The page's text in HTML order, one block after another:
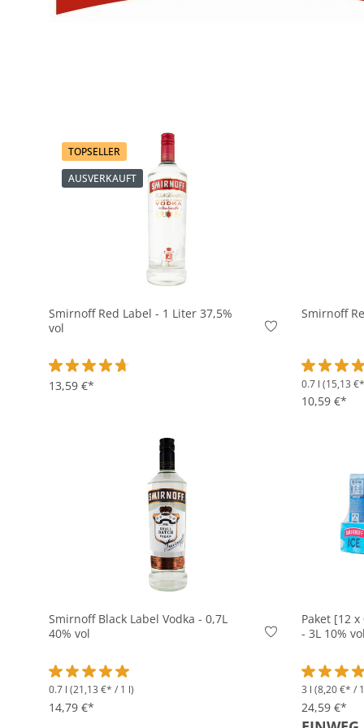
TOPSELLER
AUSVERKAUFT
Smirnoff Red Label - 1 Liter 37,5%
vol
Durchschnittliche Bewertung von 4.8 von 5 Sternen
13,59 €*
Smirnoff
0.7 l (15,13
10,59 €*
Smirnoff Black Label Vodka - 0,7L
40% vol
Durchschnittliche Bewertung von 5 von 5 Sternen
0.7 l (21,13 €* / 1 l)
14,79 €*
In den Korb
Paket [12
- 3L 10% vol
3 l (8,20 €* /
24,59 €*